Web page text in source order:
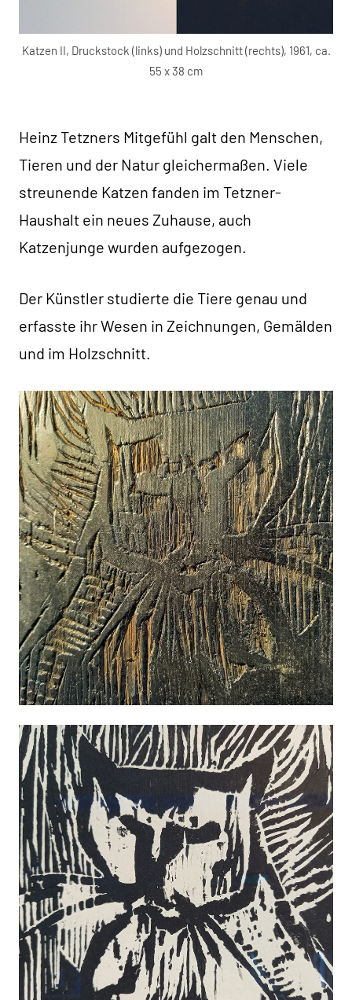
Katzen II, Druckstock (links) und Holzschnitt (rechts), 1961, ca.
55 x 38 cm
Heinz Tetzners Mitgefühl galt den Menschen,
Tieren und der Natur gleichermaßen. Viele
streunende Katzen fanden im Tetzner-
Haushalt ein neues Zuhause, auch
Katzenjunge wurden aufgezogen.
Der Künstler studierte die Tiere genau und
erfasste ihr Wesen in Zeichnungen, Gemälden
und im Holzschnitt.